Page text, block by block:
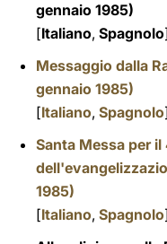
gennaio 1985)
[Italiano, Spagnolo]
Messaggio dalla
gennaio 1985)
[Italiano, Spagnolo]
Santa Messa per
1985)
[Italiano, Spagnolo]